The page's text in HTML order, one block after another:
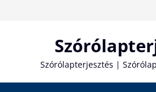
Szórólapterjesztés |